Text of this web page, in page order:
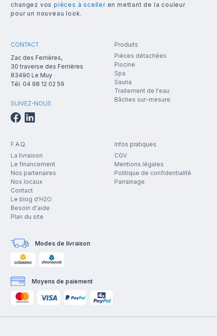
changez vos pièces à scelleren mettant de la couleur
pour un nouveau look.
CONTACT
Zac des Ferrières,
30 traverse des Ferrières
83490 Le Muy
Tél. 04 98 12 02 59
SUIVEZ-NOUS
Produits
Pièces détachées
Piscine
Spa
Sauna
Traitement de l'eau
Bâches sur-mesure
F.A.Q.
La livraison
Le financement
Nos partenaires
Nos locaux
Contact
Le blog d'H2O
Besoin d'aide
Plan du site
Infos pratiques
CGV
Mentions légales
Politique de confidentialité
Parrainage
Modes de livraison
Moyens de paiement